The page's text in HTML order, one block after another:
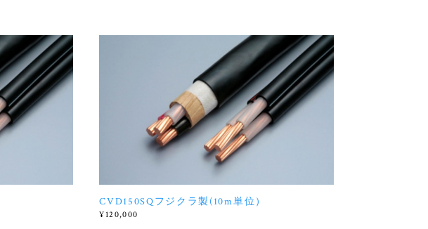
CVD150SQフジクラ製(10m単位）
¥120,000